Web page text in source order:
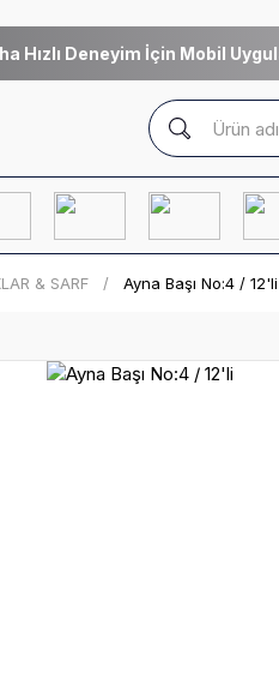
Hızlı Deneyim İçin Mobil
& SARF Ayna Başı No:4 / 12'li